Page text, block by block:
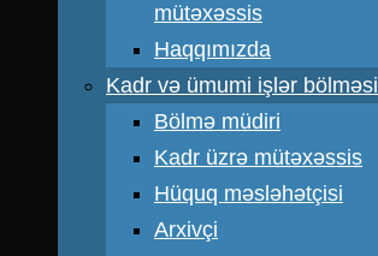
mütəxəssis
Haqqımızda
Kadr və ümumi işlər bölməsi
Bölmə müdiri
Kadr üzrə mütəxəssis
Hüquq məsləhətçisi
Arxivçi